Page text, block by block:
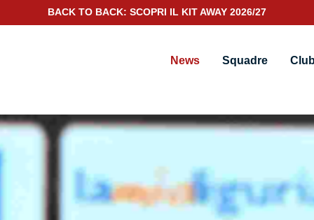
SCOPRI IL NUOVO KIT PORTIERE 2026/27
News Squadre